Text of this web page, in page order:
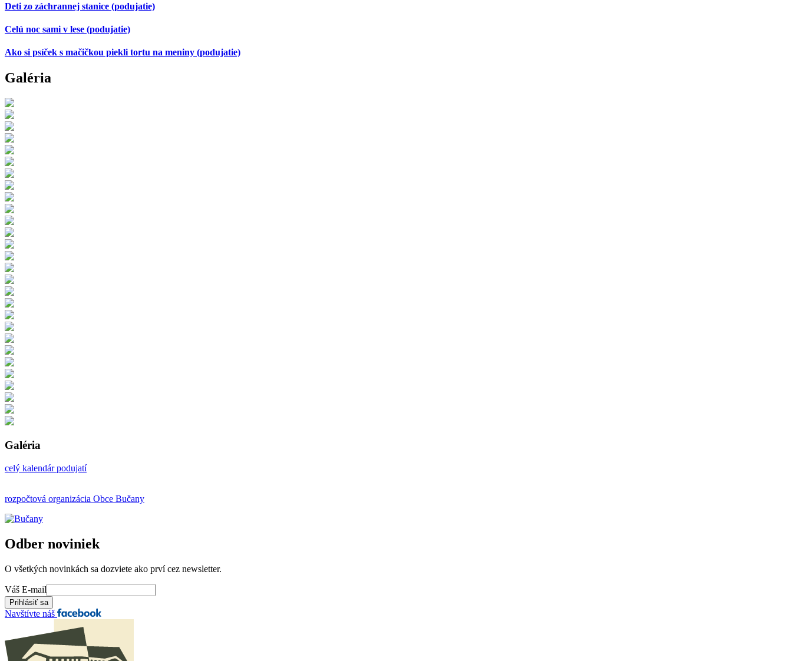
Deti zo záchrannej stanice (podujatie)
Celú noc sami v lese (podujatie)
Ako si psíček s mačičkou piekli tortu na meniny (podujatie)
Galéria
Galéria
celý kalendár podujatí
rozpočtová organizácia Obce Bučany
Odber noviniek
O všetkých novinkách sa dozviete ako prví cez newsletter.
Váš E-mail
Navštívte náš